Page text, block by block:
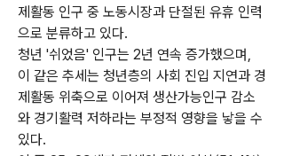
제활동 인구 중 노동시장과 단절된 유휴 인력
으로 분류하고 있다.
청년 '쉬었음' 인구는 2년 연속 증가했으며,
이 같은 추세는 청년층의 사회 진입 지연과 경
제활동 위축으로 이어져 생산가능인구 감소
와 경기활력 저하라는 부정적 영향을 낳을 수
있다.